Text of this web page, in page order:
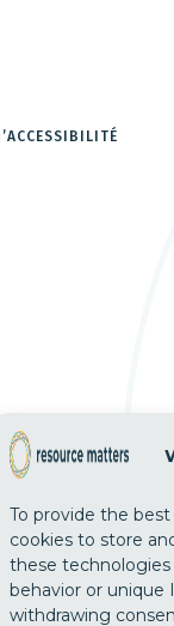
To provide the
cookies to store
these technologies
behavior or unique
withdrawing